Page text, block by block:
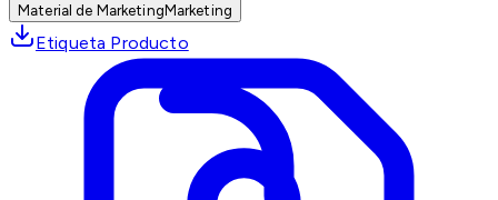
Material de MarketingMarketing
Etiqueta Producto